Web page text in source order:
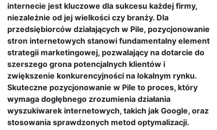
internecie jest kluczowe dla sukcesu każdej firmy,
niezależnie od jej wielkości czy branży. Dla
przedsiębiorców działających w Pile, pozycjonowanie
stron internetowych stanowi fundamentalny element
strategii marketingowej, pozwalający na dotarcie do
szerszego grona potencjalnych klientów i
zwiększenie konkurencyjności na lokalnym rynku.
Skuteczne pozycjonowanie w Pile to proces, który
wymaga dogłębnego zrozumienia działania
wyszukiwarek internetowych, takich jak Google, oraz
stosowania sprawdzonych metod optymalizacji.